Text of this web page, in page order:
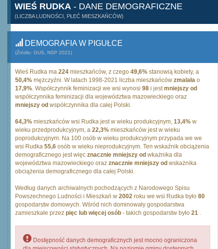
WIEŚ RUDKA - DANE DEMOGRAFICZNE
(LICZBA LUDNOŚCI, PŁEĆ MIESZKAŃCÓW)
DEMOGRAFIA W PIGUŁCE
(Źródło: GUS, NSP 2021)
Wieś Rudka ma 224 mieszkańców, z czego 49,6% stanowią kobiety, a
50,4% mężczyźni. W latach 1998-2021 liczba mieszkańców zmalała o
17,9%. Współczynnik feminizacji we wsi wynosi 98 i jestmniejszy od
współczynnika feminizacji dla województwa mazowieckiego oraz
mniejszy od współczynnika dla całej Polski.
64,3% mieszkańców wsi Rudka jest w wieku produkcyjnym, 13,4% w
wieku przedprodukcyjnym, a 22,3% mieszkańców jest w wieku
poprodukcyjnym. Na 100 osób w wieku produkcyjnym przypada we we
wsi Rudka 55,6 osób w wieku nieprodukcyjnym. Ten wskaźnik obciążenia
demograficznego jest więc znacznie mniejszy od wkażnika dla
województwa mazowieckiego oraz znacznie mniejszy od wskażnika
obciążenia demograficznego dla całej Polski.
Według danych archiwalnych pochodzących z Narodowego Spisu
Powszechnego Ludności i Mieszkań w 2002 roku we wsi Rudka było 80
gospodarstw domowych. Wśród nich dominowały gospodarstwa
zamieszkałe przez pięc lub więcej osób - takich gospodarstw było 21 .
Dostępność danych demograficznych jest mocno ograniczona